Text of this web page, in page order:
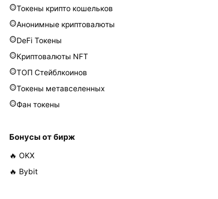
Токены крипто кошельков
Анонимные криптовалюты
DeFi Токены
Криптовалюты NFT
ТОП Стейблкоинов
Токены метавселенных
Фан токены
Бонусы от бирж
🔥 OKX
🔥 Bybit